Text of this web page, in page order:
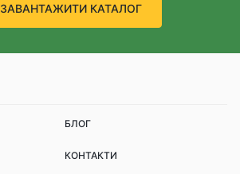
ЗАВАНТАЖИТИ КАТАЛОГ
БЛОГ
КОНТАКТИ